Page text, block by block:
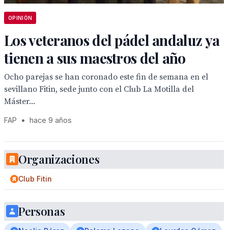
OPINIÓN
Los veteranos del pádel andaluz ya
tienen a sus maestros del año
Ocho parejas se han coronado este fin de semana en el
sevillano Fitin, sede junto con el Club La Motilla del
Máster...
FAP • hace 9 años
Organizaciones
Club Fitin
Personas